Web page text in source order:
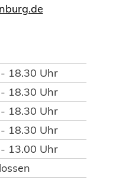
18.30 Uhr
18.30 Uhr
18.30 Uhr
18.30 Uhr
13.00 Uhr